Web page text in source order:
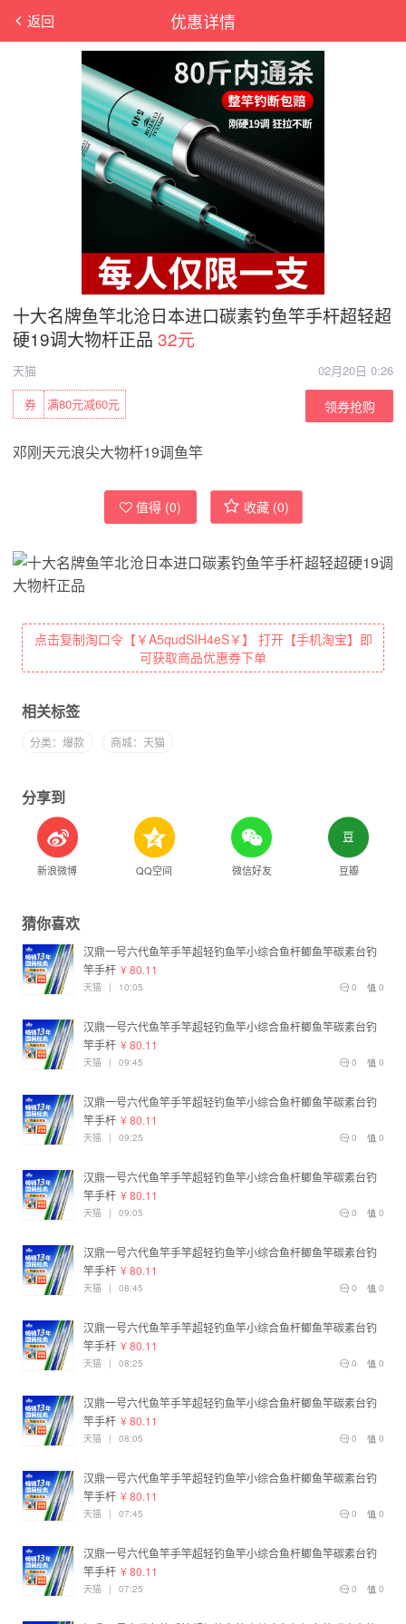
优惠详情
返回
十大名牌鱼竿北沧日本进口碳素钓鱼竿手杆超轻超
硬19调大物杆正品 32元
天猫
02月20日 0:26
满80元减60元
券 领券抢购
邓刚天元浪尖大物杆19调鱼竿
值得 (0) 收藏 (0)
点击复制淘口令【￥A5qudSIH4eS￥】 打开【手机淘宝】即
可获取商品优惠券下单
相关标签
分类：爆款 商城：天猫
分享到
新浪微博 QQ空间 微信好友 豆瓣
猜你喜欢
汉鼎一号六代鱼竿手竿超轻钓鱼竿小综合鱼杆鲫鱼竿碳素台钓
竿手杆 ¥ 80.11
0
0
天猫 | 10:05
汉鼎一号六代鱼竿手竿超轻钓鱼竿小综合鱼杆鲫鱼竿碳素台钓
竿手杆 ¥ 80.11
0
0
天猫 | 09:45
汉鼎一号六代鱼竿手竿超轻钓鱼竿小综合鱼杆鲫鱼竿碳素台钓
竿手杆 ¥ 80.11
0
0
天猫 | 09:25
汉鼎一号六代鱼竿手竿超轻钓鱼竿小综合鱼杆鲫鱼竿碳素台钓
竿手杆 ¥ 80.11
0
0
天猫 | 09:05
汉鼎一号六代鱼竿手竿超轻钓鱼竿小综合鱼杆鲫鱼竿碳素台钓
竿手杆 ¥ 80.11
0
0
天猫 | 08:45
汉鼎一号六代鱼竿手竿超轻钓鱼竿小综合鱼杆鲫鱼竿碳素台钓
竿手杆 ¥ 80.11
0
0
天猫 | 08:25
汉鼎一号六代鱼竿手竿超轻钓鱼竿小综合鱼杆鲫鱼竿碳素台钓
竿手杆 ¥ 80.11
0
0
天猫 | 08:05
汉鼎一号六代鱼竿手竿超轻钓鱼竿小综合鱼杆鲫鱼竿碳素台钓
竿手杆 ¥ 80.11
0
0
天猫 | 07:45
汉鼎一号六代鱼竿手竿超轻钓鱼竿小综合鱼杆鲫鱼竿碳素台钓
竿手杆 ¥ 80.11
0
0
天猫 | 07:25